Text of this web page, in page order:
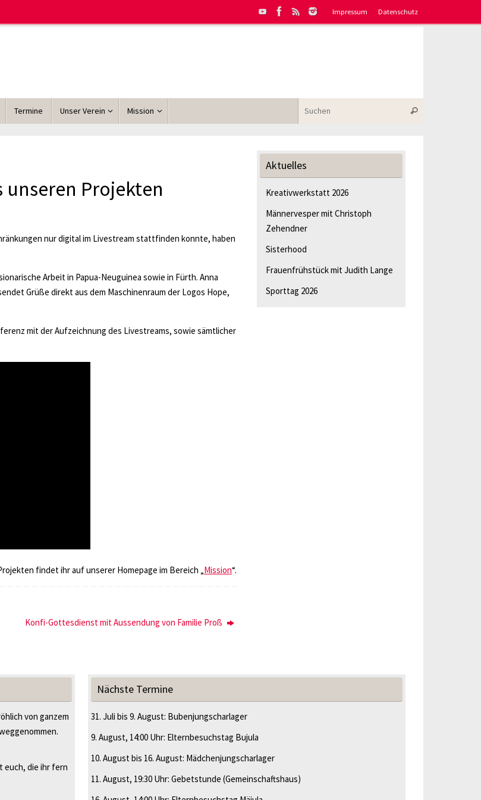
Impressum Datenschutz
Termine Unser Verein Mission Suchen
unseren Projekten
nur digital im Livestream stattfinden konnte, haben
Arbeit in Papua-Neuguinea sowie in Fürth. Anna
Grüße direkt aus dem Maschinenraum der Logos Hope,
mit der Aufzeichnung des Livestreams, sowie sämtlicher
findet ihr auf unserer Homepage im Bereich „Mission“.
Konfi-Gottesdienst mit Aussendung von Familie Proß
Aktuelles
Kreativwerkstatt 2026
Männervesper mit Christoph
Zehendner
Sisterhood
Frauenfrühstück mit Judith Lange
Sporttag 2026
von ganzem
euch, die ihr fern
Nächste Termine
31. Juli bis 9. August: Bubenjungscharlager
9. August, 14:00 Uhr: Elternbesuchstag Bujula
10. August bis 16. August: Mädchenjungscharlager
11. August, 19:30 Uhr: Gebetstunde (Gemeinschaftshaus)